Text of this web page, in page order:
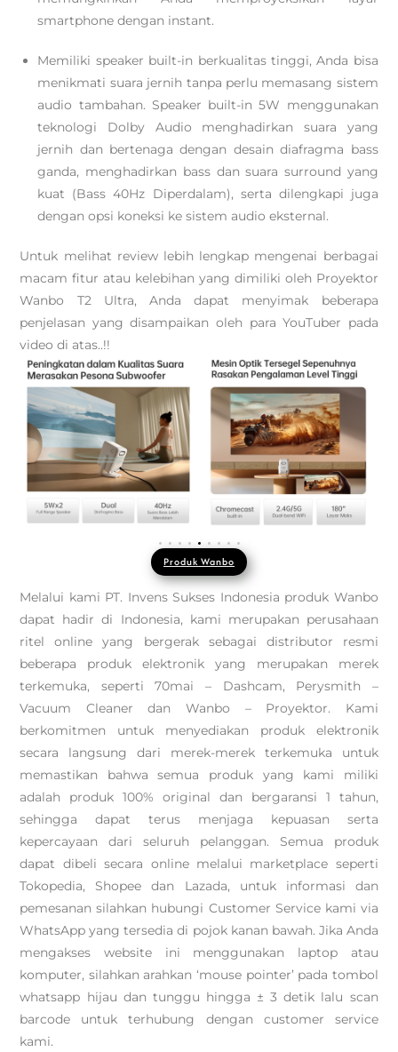
smartphone dengan instant.
Memiliki speaker built-in berkualitas tinggi, Anda bisa
menikmati suara jernih tanpa perlu memasang sistem
audio tambahan. Speaker built-in 5W menggunakan
teknologi Dolby Audio menghadirkan suara yang
jernih dan bertenaga dengan desain diafragma bass
ganda, menghadirkan bass dan suara surround yang
kuat (Bass 40Hz Diperdalam), serta dilengkapi juga
dengan opsi koneksi ke sistem audio eksternal.
Untuk melihat review lebih lengkap mengenai berbagai
macam fitur atau kelebihan yang dimiliki oleh Proyektor
Wanbo T2 Ultra, Anda dapat menyimak beberapa
penjelasan yang disampaikan oleh para YouTuber pada
video di atas..!!
Produk Wanbo
Melalui kami PT. Invens Sukses Indonesia produk Wanbo
dapat hadir di Indonesia, kami merupakan perusahaan
ritel online yang bergerak sebagai distributor resmi
beberapa produk elektronik yang merupakan merek
terkemuka, seperti 70mai – Dashcam, Perysmith –
Vacuum Cleaner dan Wanbo – Proyektor. Kami
berkomitmen untuk menyediakan produk elektronik
secara langsung dari merek-merek terkemuka untuk
memastikan bahwa semua produk yang kami miliki
adalah produk 100% original dan bergaransi 1 tahun,
sehingga dapat terus menjaga kepuasan serta
kepercayaan dari seluruh pelanggan. Semua produk
dapat dibeli secara online melalui marketplace seperti
Tokopedia, Shopee dan Lazada, untuk informasi dan
pemesanan silahkan hubungi Customer Service kami via
WhatsApp yang tersedia di pojok kanan bawah. Jika Anda
mengakses website ini menggunakan laptop atau
komputer, silahkan arahkan ‘mouse pointer’ pada tombol
whatsapp hijau dan tunggu hingga ± 3 detik lalu scan
barcode untuk terhubung dengan customer service
kami.